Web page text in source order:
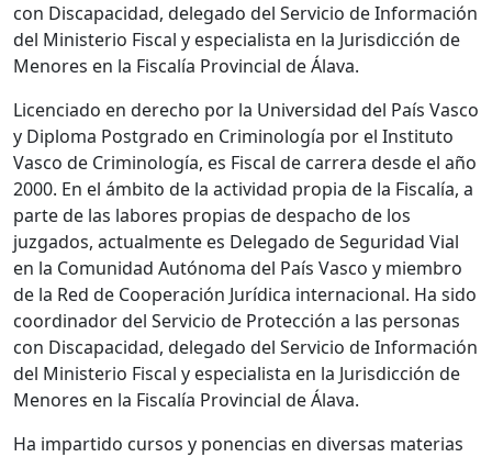
con Discapacidad, delegado del Servicio de Información
del Ministerio Fiscal y especialista en la Jurisdicción de
Menores en la Fiscalía Provincial de Álava.
Licenciado en derecho por la Universidad del País Vasco
y Diploma Postgrado en Criminología por el Instituto
Vasco de Criminología, es Fiscal de carrera desde el año
2000. En el ámbito de la actividad propia de la Fiscalía, a
parte de las labores propias de despacho de los
juzgados, actualmente es Delegado de Seguridad Vial
en la Comunidad Autónoma del País Vasco y miembro
de la Red de Cooperación Jurídica internacional. Ha sido
coordinador del Servicio de Protección a las personas
con Discapacidad, delegado del Servicio de Información
del Ministerio Fiscal y especialista en la Jurisdicción de
Menores en la Fiscalía Provincial de Álava.
Ha impartido cursos y ponencias en diversas materias